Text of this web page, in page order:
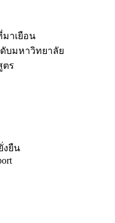
าเยือน
บมหาวิทยาลัย
ตร
งยืน